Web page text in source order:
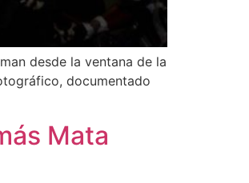
desde la ventana de la
documentado
Mata